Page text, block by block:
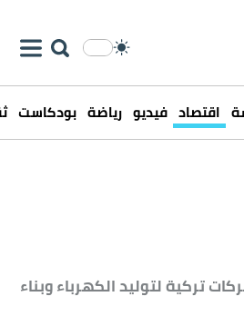
اقتصاد فيديو رياضة بودكاست
شركات تركية لتوليد الكهرباء وبناء